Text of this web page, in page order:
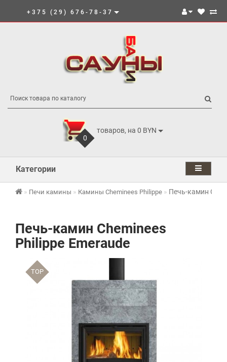
+375 (29) 676-78-37
0
товаров, на 0 BYN
Категории
Печи камины Камины Cheminees Philippe Печь-камин
Печь-камин Cheminees
Philippe Emeraude
TOP